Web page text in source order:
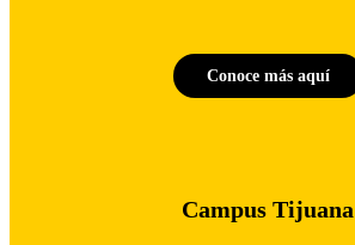
Conoce más aquí
Campus Tijuana